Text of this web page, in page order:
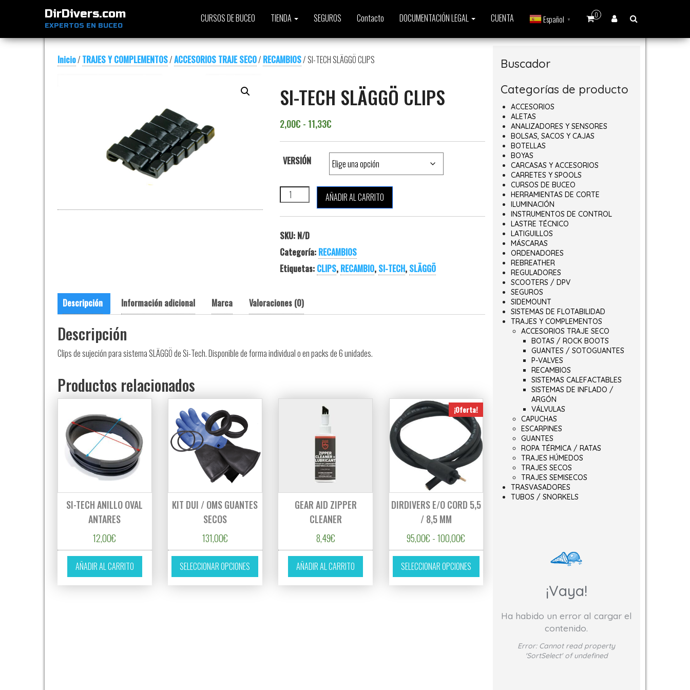
DirDivers.com
EXPERTOS EN BUCEO
0
CURSOS DE BUCEO TIENDA SEGUROS Contacto DOCUMENTACIÓN LEGAL CUENTA Español ▼
Inicio/ TRAJES Y COMPLEMENTOS/ACCESORIOS TRAJE SECO/ RECAMBIOS/ SI-TECH SLÄGGÖ CLIPS
SI-TECH SLÄGGÖ CLIPS
2,00€ - 11,33€Rango de precios: desde 2,00€ hasta 11,33€
VERSIÓN
SI-TECH SLÄGGÖ CLIPS cantidad
AÑADIR AL CARRITO
SKU: N/D
Categoría: RECAMBIOS
Etiquetas: CLIPS, RECAMBIO, SI-TECH, SLÄGGÖ
Descripción Información adicional Marca Valoraciones (0)
Descripción
Clips de sujeción para sistema SLÄGGÖ de Si-Tech. Disponible de forma individual o en packs de 6 unidades.
Productos relacionados
SI-TECH ANILLO OVAL
ANTARES
12,00€
AÑADIR AL CARRITO
KIT DUI / OMS GUANTES
SECOS
131,00€
SELECCIONAR OPCIONES
Este producto tiene múltiples variantes. Las opciones se pueden elegir en la página de producto
GEAR AID ZIPPER
CLEANER
8,49€
AÑADIR AL CARRITO
¡Oferta!
DIRDIVERS E/O CORD 5,5
/ 8,5 MM
95,00€ - 100,00€
SELECCIONAR OPCIONES
Este producto tiene múltiples variantes. Las opciones se pueden
Buscador
Categorías de producto
ACCESORIOS
ALETAS
ANALIZADORES Y SENSORES
BOLSAS, SACOS Y CAJAS
BOTELLAS
BOYAS
CARCASAS Y ACCESORIOS
CARRETES Y SPOOLS
CURSOS DE BUCEO
HERRAMIENTAS DE CORTE
ILUMINACIÓN
INSTRUMENTOS DE CONTROL
LASTRE TÉCNICO
LATIGUILLOS
MÁSCARAS
ORDENADORES
REBREATHER
REGULADORES
SCOOTERS / DPV
SEGUROS
SIDEMOUNT
SISTEMAS DE FLOTABILIDAD
TRAJES Y COMPLEMENTOS
ACCESORIOS TRAJE SECO
BOTAS / ROCK BOOTS
GUANTES / SOTOGUANTES
P-VALVES
RECAMBIOS
SISTEMAS CALEFACTABLES
SISTEMAS DE INFLADO /
ARGÓN
VÁLVULAS
CAPUCHAS
ESCARPINES
GUANTES
ROPA TÉRMICA / RATAS
TRAJES HÚMEDOS
TRAJES SECOS
TRAJES SEMISECOS
TRASVASADORES
TUBOS / SNORKELS
¡Vaya!
Ha habido un error al cargar el
contenido.
Error: Cannot read property
'SortSelect' of undefined